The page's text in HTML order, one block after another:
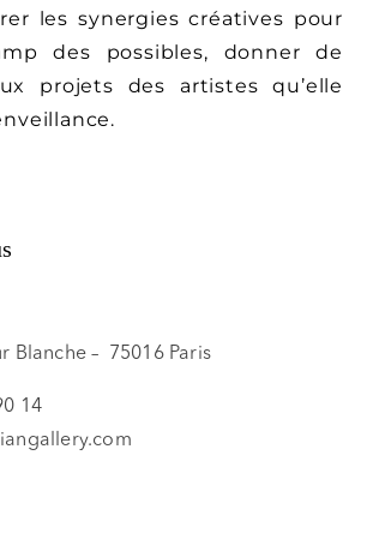
les synergies créatives pour
des possibles, donner de
projets des artistes qu’elle
Blanche – 75016 Paris
14